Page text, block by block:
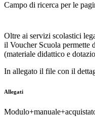
Campo di ricerca per le
Oltre ai servizi scolastici
il Voucher Scuola
(materiale didattico e
In allegato il file con il
Allegati